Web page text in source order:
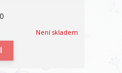
Není skladem